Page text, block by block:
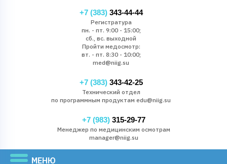
+7 (383)343-44-44
Регистратура
пн. - пт. 9:00 - 15:00;
сб., вс. выходной
Пройти медосмотр:
вт. - пт. 8:30 - 10:00;
med@niig.su
+7 (383)343-42-25
Технический отдел
по программным продуктам edu@niig.su
+7 (983)315-29-77
Менеджер по медицинским осмотрам
manager@niig.su